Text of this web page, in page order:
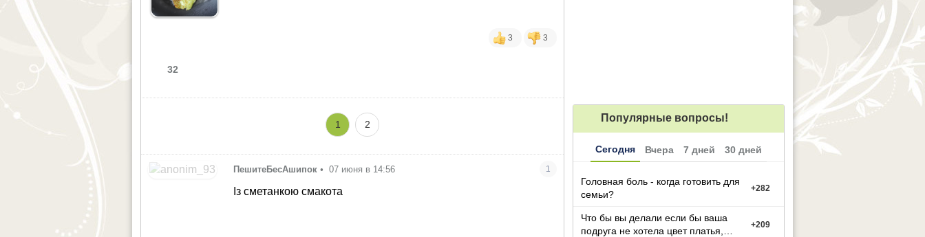
3 3
32
1 2
ПешитеБесАшипок • 07 июня в 14:56 1
Із сметанкою смакота
Популярные вопросы!
Сегодня Вчера 7 дней 30 дней
Головная боль - когда готовить для
семьи?
+282
Что бы вы делали если бы ваша
подруга не хотела цвет платья,
+209